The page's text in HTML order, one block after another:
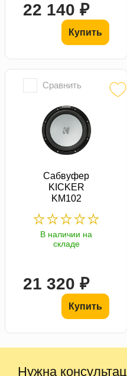
22 140 ₽
Купить
Сравнить
Сабвуфер
KICKER
KM102
В наличии на
складе
21 320 ₽
Купить
Нужна